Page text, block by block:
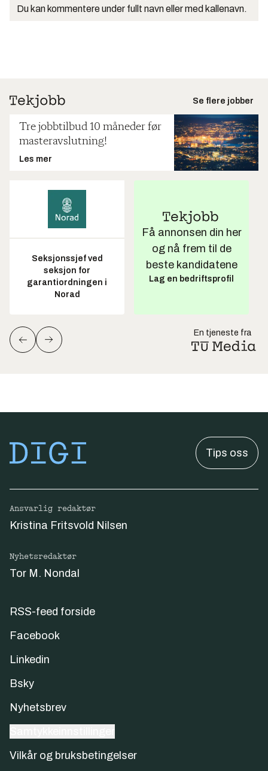
Du kan kommentere under fullt navn eller med kallenavn.
Se flere jobber
Tre jobbtilbud 10 måneder før
masteravslutning!
Les mer
Seksjonssjef ved
seksjon for
garantiordningen i
Norad
Få annonsen din her
og nå frem til de
beste kandidatene
Lag en bedriftsprofil
En tjeneste fra
Tips oss
Ansvarlig redaktør
Kristina Fritsvold Nilsen
Nyhetsredaktør
Tor M. Nondal
RSS-feed forside
Facebook
Linkedin
Bsky
Nyhetsbrev
Vilkår og bruksbetingelser